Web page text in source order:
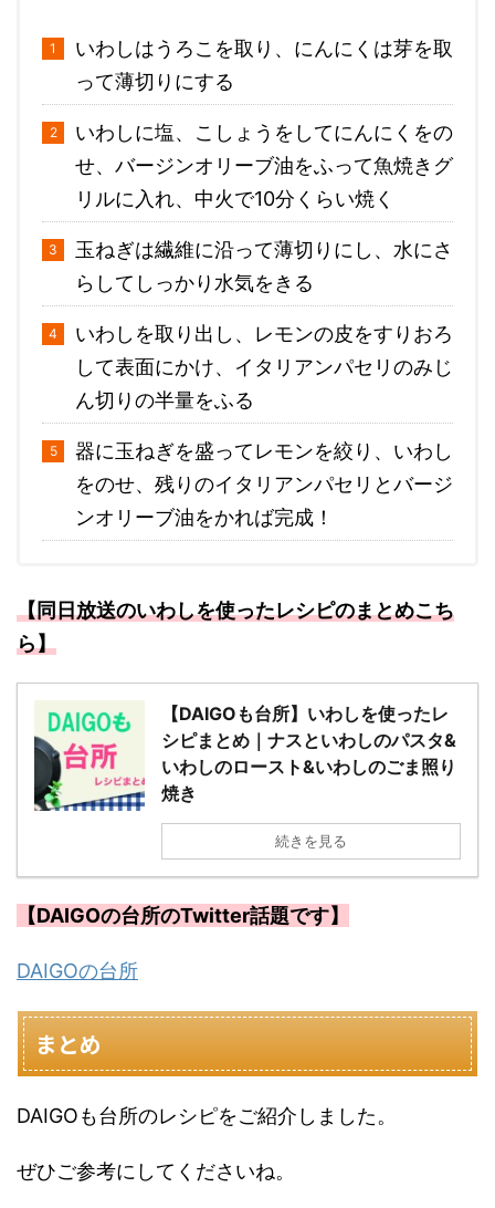
いわしはうろこを取り、にんにくは芽を取
って薄切りにする
いわしに塩、こしょうをしてにんにくをの
せ、バージンオリーブ油をふって魚焼きグ
リルに入れ、中火で10分くらい焼く
玉ねぎは繊維に沿って薄切りにし、水にさ
らしてしっかり水気をきる
いわしを取り出し、レモンの皮をすりおろ
して表面にかけ、イタリアンパセリのみじ
ん切りの半量をふる
器に玉ねぎを盛ってレモンを絞り、いわし
をのせ、残りのイタリアンパセリとバージ
ンオリーブ油をかれば完成！
【同日放送のいわしを使ったレシピのまとめこち
ら】
【DAIGOも台所】いわしを使ったレ
シピまとめ｜ナスといわしのパスタ&
いわしのロースト&いわしのごま照り
焼き
続きを見る
【DAIGOの台所のTwitter話題です】
DAIGOの台所
まとめ
DAIGOも台所のレシピをご紹介しました。
ぜひご参考にしてくださいね。